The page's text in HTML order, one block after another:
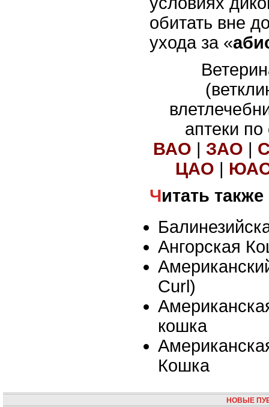
обитать вне
ухода за «
аптеки
ВАО | ЗАО |
ЦАО |
Читать также
Ангорская
Curl)
кошка
Кошка
НОВЫЕ